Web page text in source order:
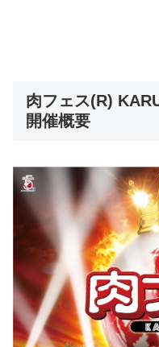
肉フェス(R)
開催概要